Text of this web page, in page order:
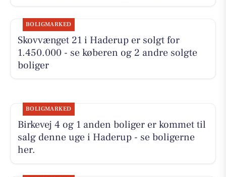
BOLIGMARKED
Skovvænget 21 i Haderup er solgt for
1.450.000 - se køberen og 2 andre solgte
boliger
BOLIGMARKED
Birkevej 4 og 1 anden boliger er kommet til
salg denne uge i Haderup - se boligerne
her.